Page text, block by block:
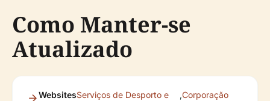
Como Manter-se
Atualizado
WebsitesServiços de Desporto e
,Corporação